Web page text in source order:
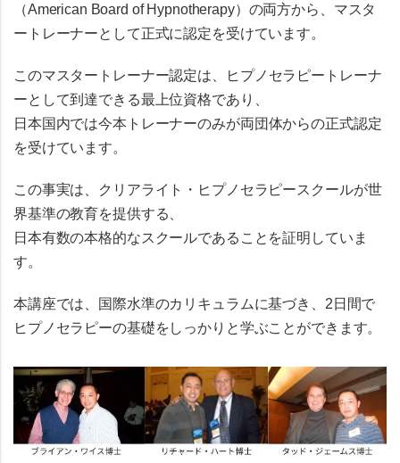
（American Board of Hypnotherapy） の両方から、 マスタ
ートレーナーとして正式に認定を受けています。
このマスタートレーナー認定は、ヒプノセラピートレーナ
ーとして到達できる最上位資格であり、
日本国内では今本トレーナーのみが両団体からの正式認定
を受けています。
この事実は、 クリアライト・ヒプノセラピースクールが世
界基準の教育を提供する、
日本有数の本格的なスクールであることを証明していま
す。
本講座では、国際水準のカリキュラムに基づき、2日間で
ヒプノセラピーの基礎をしっかりと学ぶことができます。